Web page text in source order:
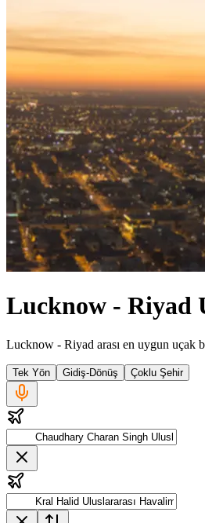
Lucknow - Riyad
Lucknow - Riyad arası en uygun uçak
Tek Yön Gidiş-Dönüş Çoklu Şehir